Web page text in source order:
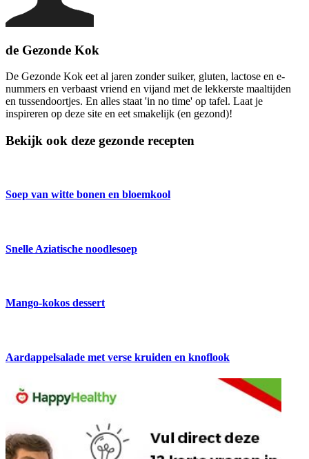
de Gezonde Kok
De Gezonde Kok eet al jaren zonder suiker, gluten, lactose en e-
nummers en verbaast vriend en vijand met de lekkerste maaltijden
en tussendoortjes. En alles staat 'in no time' op tafel. Laat je
inspireren op deze site en eet smakelijk (en gezond)!
Bekijk ook deze gezonde recepten
Soep van witte bonen en bloemkool
Snelle Aziatische noodlesoep
Mango-kokos dessert
Aardappelsalade met verse kruiden en knoflook